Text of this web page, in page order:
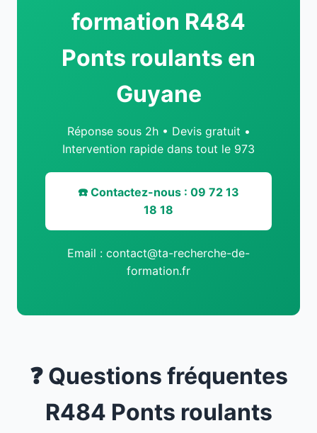
formation R484
Ponts roulants en
Guyane
Réponse sous 2h • Devis gratuit •
Intervention rapide dans tout le 973
☎️ Contactez-nous : 09 72 13
18 18
Email : contact@ta-recherche-de-
formation.fr
❓ Questions fréquentes
R484 Ponts roulants